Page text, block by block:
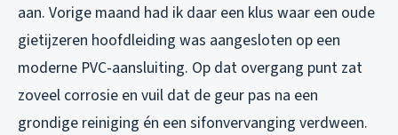
aan. Vorige maand had ik daar een klus waar een oude
gietijzeren hoofdleiding was aangesloten op een
moderne PVC-aansluiting. Op dat overgang punt zat
zoveel corrosie en vuil dat de geur pas na een
grondige reiniging én een sifonvervanging verdween.